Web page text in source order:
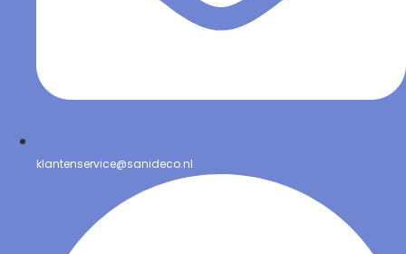
klantenservice@sanideco.nl